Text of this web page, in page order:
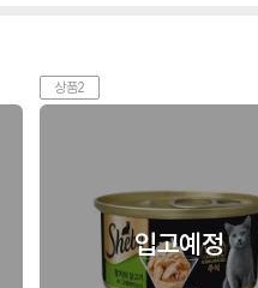
상품2
입고예정